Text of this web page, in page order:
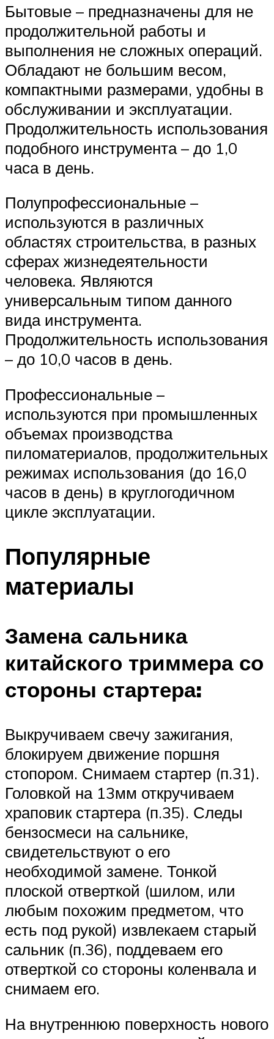
Бытовые – предназначены для не
продолжительной работы и
выполнения не сложных операций.
Обладают не большим весом,
компактными размерами, удобны в
обслуживании и эксплуатации.
Продолжительность использования
подобного инструмента – до 1,0
часа в день.
Полупрофессиональные –
используются в различных
областях строительства, в разных
сферах жизнедеятельности
человека. Являются
универсальным типом данного
вида инструмента.
Продолжительность использования
– до 10,0 часов в день.
Профессиональные –
используются при промышленных
объемах производства
пиломатериалов, продолжительных
режимах использования (до 16,0
часов в день) в круглогодичном
цикле эксплуатации.
Популярные
материалы
Замена сальника
китайского триммера со
стороны стартера:
Выкручиваем свечу зажигания,
блокируем движение поршня
стопором. Снимаем стартер (п.31).
Головкой на 13мм откручиваем
храповик стартера (п.35). Следы
бензосмеси на сальнике,
свидетельствуют о его
необходимой замене. Тонкой
плоской отверткой (шилом, или
любым похожим предметом, что
есть под рукой) извлекаем старый
сальник (п.36), поддеваем его
отверткой со стороны коленвала и
снимаем его.
На внутреннюю поверхность нового